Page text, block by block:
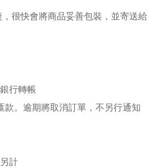
很快會將商品妥善包裝，並寄送給
銀行轉帳
款。逾期將取消訂單，不另行通知
計